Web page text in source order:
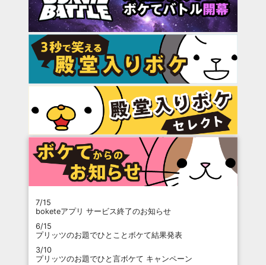
7/15
boketeアプリ サービス終了のお知らせ
6/15
プリッツのお題でひとことボケて結果発表
3/10
プリッツのお題でひと言ボケて キャンペーン